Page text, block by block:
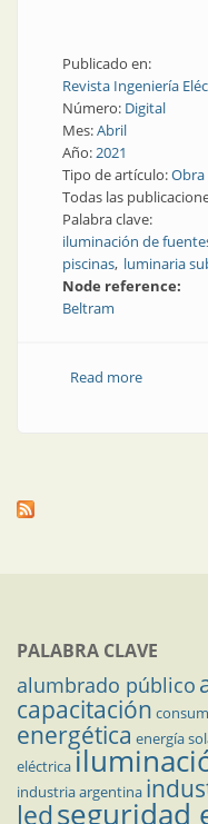
Publicado en:
Revista Ingeniería
Número: Digital
Mes:Abril
Año:2021
Tipo de artículo:Obra
Todas las
Palabra clave:
iluminación de
piscinas luminaria
Node reference:
Beltram
Read moreabout
PALABRA CLAVE
alumbrado público
capacitación
energética energía
eléctrica
industria argentina
ledseguridad